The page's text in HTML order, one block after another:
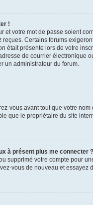
!
et votre mot de passe soient
Certains forums
était présente lors de votre
de courrier électronique
un administrateur du forum.
vous avant tout que votre
que le propriétaire du site
à présent plus me connecter
supprimé votre compte
vous de nouveau et